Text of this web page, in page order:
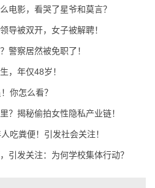
电影，看哭了星爷和莫言？
导被双开，女子被解聘！
警察居然被免职了！
，年仅48岁！
你怎么看？
？揭秘偷拍女性隐私产业链！
吃粪便！引发社会关注！
引发关注：为何学校集体行动？